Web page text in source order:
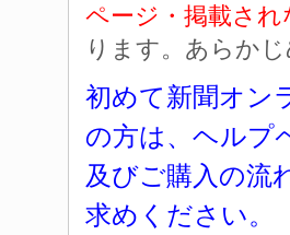
ページ・掲載され
ります。あらか
初めて新聞オン
の方は、ヘルプ
及びご購入の流
求めください。